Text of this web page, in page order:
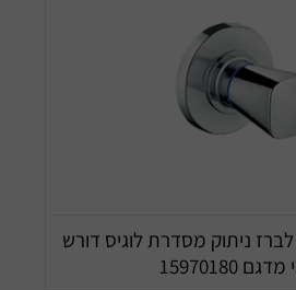
לברז ניתוק מסדרת לוגיס דורש
15970180